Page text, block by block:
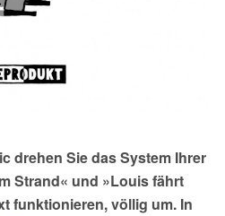
drehen Sie das System Ihrer
Strand« und »Louis fährt
funktionieren, völlig um. In